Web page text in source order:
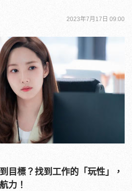
2023年7月17日 09:00
目標？找到工作的「玩性」，
力！